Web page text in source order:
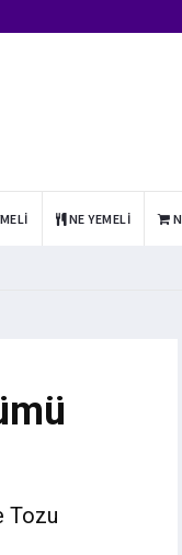
NE YEMELI
Tozu